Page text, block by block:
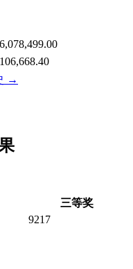
→
三等奖
9217